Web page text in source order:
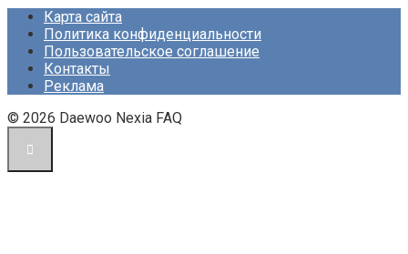
Карта сайта
Политика конфиденциальности
Пользовательское соглашение
Контакты
Реклама
© 2026 Daewoo Nexia FAQ